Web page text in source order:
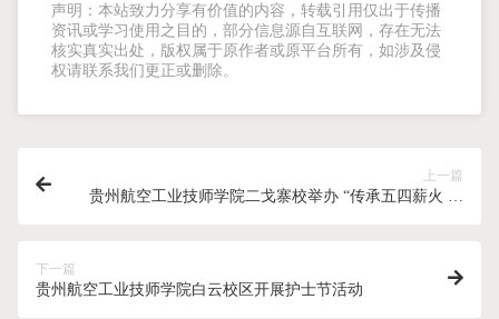
声明：本站致力分享有价值的内容，转载引用仅出于传播
资讯或学习使用之目的，部分信息源自互联网，存在无法
核实真实出处，版权属于原作者或原平台所有，如涉及侵
权请联系我们更正或删除。
上一篇
贵州航空工业技师学院二戈寨校举办 “传承五四薪火 赓
下一篇
贵州航空工业技师学院白云校区开展护士节活动